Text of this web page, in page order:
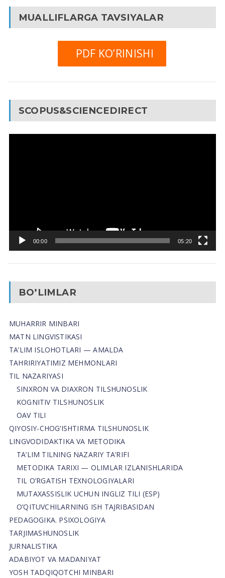
MUALLIFLARGA TAVSIYALAR
PDF KO’RINISHI
SCOPUS&SCIENCEDIRECT
00:00 05:20
BO’LIMLAR
MUHARRIR MINBARI
MATN LINGVISTIKASI
TA’LIM ISLOHOTLARI — AMALDA
TAHRIRIYATIMIZ MEHMONLARI
TIL NAZARIYASI
SINXRON VA DIAXRON TILSHUNOSLIK
KOGNITIV TILSHUNOSLIK
OAV TILI
QIYOSIY-CHOG‘ISHTIRMA TILSHUNOSLIK
LINGVODIDAKTIKA VA METODIKA
TA’LIM TILNING NAZARIY TA’RIFI
METODIKA TARIXI — OLIMLAR IZLANISHLARIDA
TIL O’RGATISH TEXNOLOGIYALARI
MUTAXASSISLIK UCHUN INGLIZ TILI (ESP)
O’QITUVCHILARNING ISH TAJRIBASIDAN
PEDAGOGIKA. PSIXOLOGIYA
TARJIMASHUNOSLIK
JURNALISTIKA
ADABIYOT VA MADANIYAT
YOSH TADQIQOTCHI MINBARI